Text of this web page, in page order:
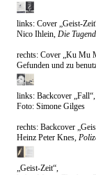
links: Cover „Geist-
Nico Ihlein, Die Tugend
rechts: Cover „Ku Mu
Gefunden und zu
links: Backcover
Foto: Simone Gilges
rechts: Backcover
Heinz Peter Knes,
„Geist-Zeit“,